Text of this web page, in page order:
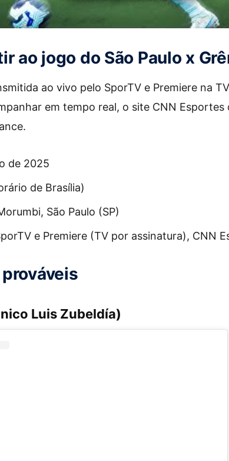
ao jogo do São Paulo x
ao vivo pelo SporTV e Premiere na
em tempo real, o site CNN
de 2025
de Brasília)
São Paulo (SP)
e Premiere (TV por assinatura), CNN
Luis Zubeldía)